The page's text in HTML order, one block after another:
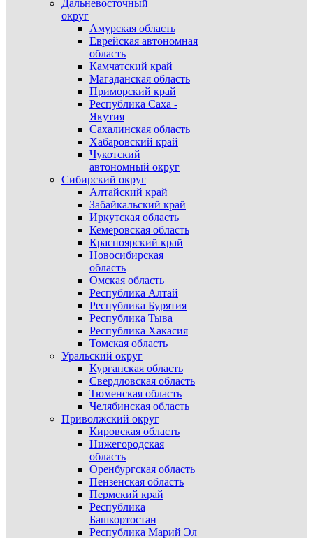
Дальневосточный
округ
Амурская область
Еврейская автономная
область
Камчатский край
Магаданская область
Приморский край
Республика Саха -
Якутия
Сахалинская область
Хабаровский край
Чукотский
автономный округ
Сибирский округ
Алтайский край
Забайкальский край
Иркутская область
Кемеровская область
Красноярский край
Новосибирская
область
Омская область
Республика Алтай
Республика Бурятия
Республика Тыва
Республика Хакасия
Томская область
Уральский округ
Курганская область
Свердловская область
Тюменская область
Челябинская область
Приволжский округ
Кировская область
Нижегородская
область
Оренбургская область
Пензенская область
Пермский край
Республика
Башкортостан
Республика Марий Эл